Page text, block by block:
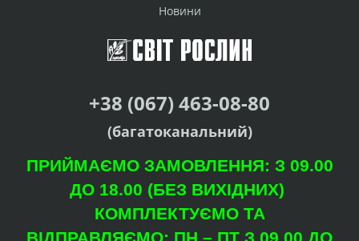
Новини
+38 (067) 463-08-80
(багатоканальний)
ПРИЙМАЄМО ЗАМОВЛЕННЯ: З 09.00
ДО 18.00 (БЕЗ ВИХІДНИХ)
КОМПЛЕКТУЄМО ТА